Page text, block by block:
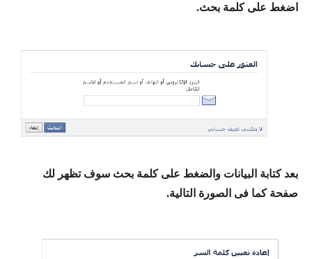
اضغط على كلمة بحث.
بعد كتابة البيانات والضغط على كلمة بحث سوف تظهر لك
صفحة كما فى الصورة التالية.